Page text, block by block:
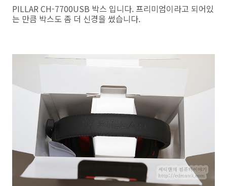
PILLAR CH-7700USB 박스 입니다. 프리미엄이라고 되어있
는 만큼 박스도 좀 더 신경을 썼습니다.